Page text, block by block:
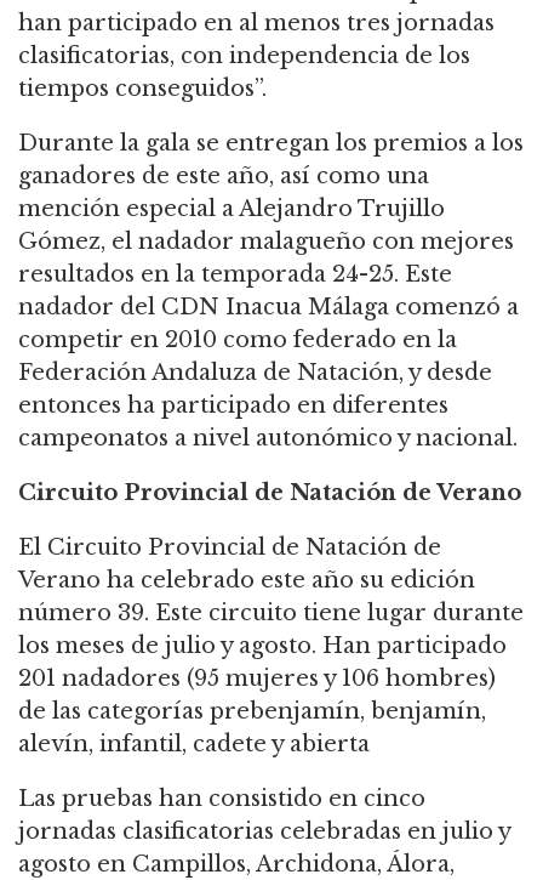
han participado en al menos tres jornadas
clasificatorias, con independencia de los
tiempos conseguidos”.
Durante la gala se entregan los premios a los
ganadores de este año, así como una
mención especial a Alejandro Trujillo
Gómez, el nadador malagueño con mejores
resultados en la temporada 24-25. Este
nadador del CDN Inacua Málaga comenzó a
competir en 2010 como federado en la
Federación Andaluza de Natación, y desde
entonces ha participado en diferentes
campeonatos a nivel autonómico y nacional.
Circuito Provincial de Natación de Verano
El Circuito Provincial de Natación de
Verano ha celebrado este año su edición
número 39. Este circuito tiene lugar durante
los meses de julio y agosto. Han participado
201 nadadores (95 mujeres y 106 hombres)
de las categorías prebenjamín, benjamín,
alevín, infantil, cadete y abierta
Las pruebas han consistido en cinco
jornadas clasificatorias celebradas en julio y
agosto en Campillos, Archidona, Álora,